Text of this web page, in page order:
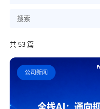
共 53 篇
公司新闻